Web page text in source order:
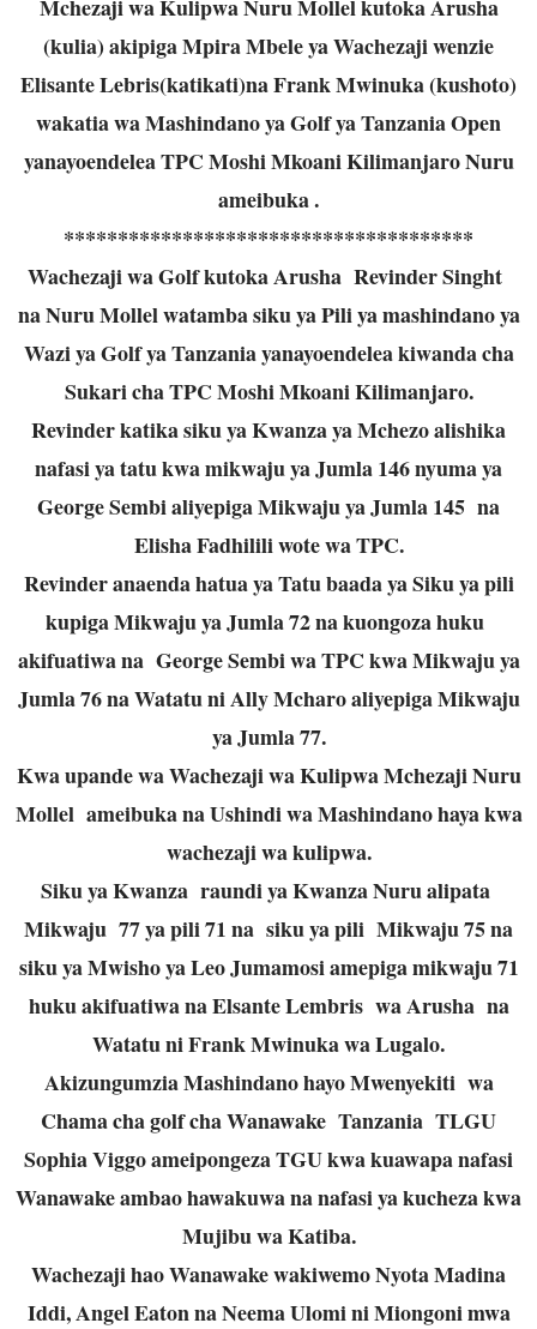
Mchezaji wa Kulipwa Nuru Mollel kutoka Arusha
(kulia) akipiga Mpira Mbele ya Wachezaji wenzie
Elisante Lebris(katikati)na Frank Mwinuka (kushoto)
wakatia wa Mashindano ya Golf ya Tanzania Open
yanayoendelea TPC Moshi Mkoani Kilimanjaro Nuru
ameibuka .
**************************************
Wachezaji wa Golf kutoka Arusha Revinder Singht
na Nuru Mollel watamba siku ya Pili ya mashindano ya
Wazi ya Golf ya Tanzania yanayoendelea kiwanda cha
Sukari cha TPC Moshi Mkoani Kilimanjaro.
Revinder katika siku ya Kwanza ya Mchezo alishika
nafasi ya tatu kwa mikwaju ya Jumla 146 nyuma ya
George Sembi aliyepiga Mikwaju ya Jumla 145 na
Elisha Fadhilili wote wa TPC.
Revinder anaenda hatua ya Tatu baada ya Siku ya pili
kupiga Mikwaju ya Jumla 72 na kuongoza huku
akifuatiwa na George Sembi wa TPC kwa Mikwaju ya
Jumla 76 na Watatu ni Ally Mcharo aliyepiga Mikwaju
ya Jumla 77.
Kwa upande wa Wachezaji wa Kulipwa Mchezaji Nuru
Mollel ameibuka na Ushindi wa Mashindano haya kwa
wachezaji wa kulipwa.
Siku ya Kwanza raundi ya Kwanza Nuru alipata
Mikwaju 77 ya pili 71 na siku ya pili Mikwaju 75 na
siku ya Mwisho ya Leo Jumamosi amepiga mikwaju 71
huku akifuatiwa na Elsante Lembris wa Arusha na
Watatu ni Frank Mwinuka wa Lugalo.
Akizungumzia Mashindano hayo Mwenyekiti wa
Chama cha golf cha Wanawake Tanzania TLGU
Sophia Viggo ameipongeza TGU kwa kuawapa nafasi
Wanawake ambao hawakuwa na nafasi ya kucheza kwa
Mujibu wa Katiba.
Wachezaji hao Wanawake wakiwemo Nyota Madina
Iddi, Angel Eaton na Neema Ulomi ni Miongoni mwa